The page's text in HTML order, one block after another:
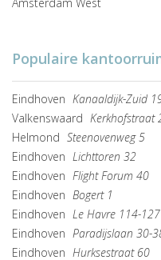
Populaire
Eindhoven Kanaaldijk-Zuid
Valkenswaard Kerkhofstraat
Helmond Steenovenweg 5
Eindhoven Lichttoren 32
Eindhoven Flight Forum 40
Eindhoven Bogert 1
Eindhoven Le Havre 114-127
Eindhoven Paradijslaan 30-
Eindhoven Hurksestraat 60